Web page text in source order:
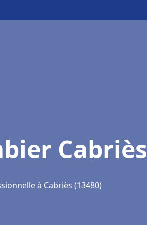
Cabriès
à Cabriès (13480)